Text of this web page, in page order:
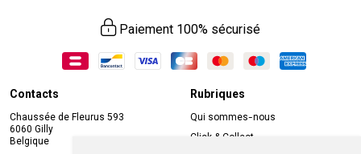
Paiement 100% sécurisé
Contacts
Chaussée de Fleurus 593
6060 Gilly
Belgique
Rubriques
Qui sommes-nous
Click & Collect